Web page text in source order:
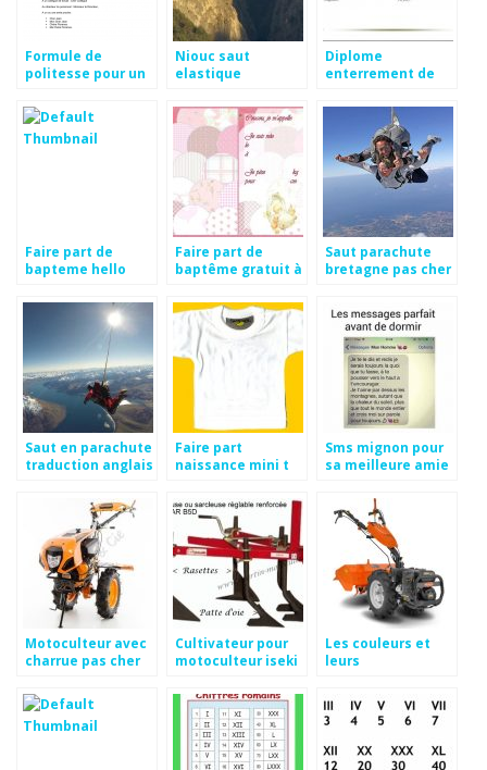
Formule de
politesse pour un
Niouc saut
elastique
Diplome
enterrement de
Faire part de
bapteme hello
Faire part de
baptême gratuit à
Saut parachute
bretagne pas cher
Saut en parachute
traduction anglais
Faire part
naissance mini t
Sms mignon pour
sa meilleure amie
Motoculteur avec
charrue pas cher
Cultivateur pour
motoculteur iseki
Les couleurs et
leurs